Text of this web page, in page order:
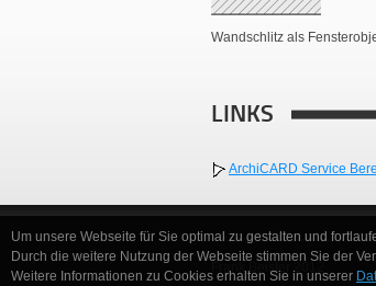
Wandschlitz als
LINKS
ArchiCARD Service
Frank Beister 2012
Um unsere Webseite für Sie optimal zu gestalten und
Durch die weitere Nutzung der Webseite stimmen Sie der
Weitere Informationen zu Cookies erhalten Sie in unserer